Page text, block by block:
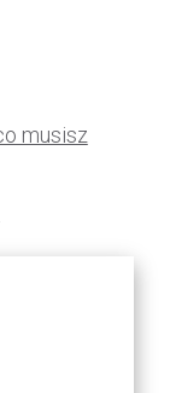
musisz